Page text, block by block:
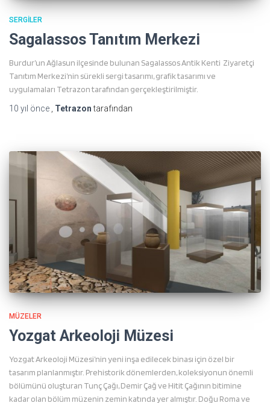
SERGILER
Sagalassos Tanıtım Merkezi
Burdur’un Ağlasun ilçesinde bulunan Sagalassos Antik Kenti Ziyaretçi
Tanıtım Merkezi’nin sürekli sergi tasarımı, grafik tasarımı ve
uygulamaları Tetrazon tarafından gerçekleştirilmiştir.
10 yıl önce , Tetrazontarafından
MÜZELER
Yozgat Arkeoloji Müzesi
Yozgat Arkeoloji Müzesi’nin yeni inşa edilecek binası için özel bir
tasarım planlanmıştır. Prehistorik dönemlerden, koleksiyonun önemli
bölümünü oluşturan Tunç Çağı, Demir Çağ ve Hitit Çağının bitimine
kadar olan bölüm müzenin zemin katında yer almıştır. Doğu Roma ve